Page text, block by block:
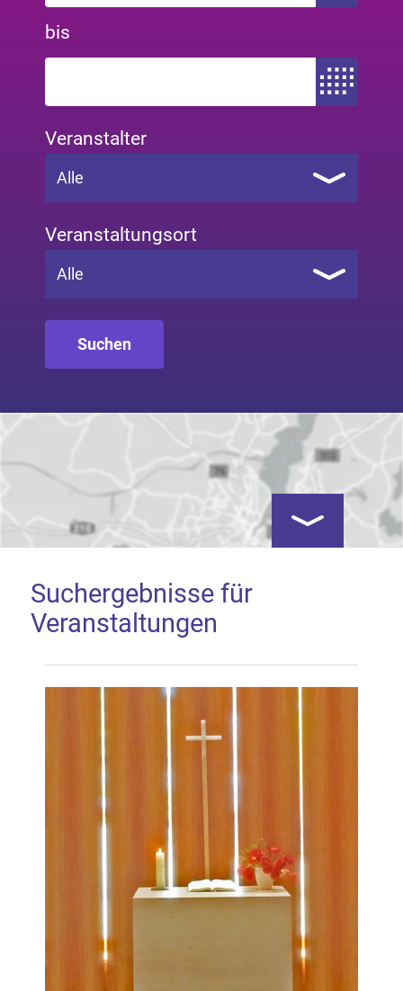
bis
Zeitraum bis
Veranstalter
Alle
Veranstaltungsort
Alle
Google Map laden
Mit dem Laden der Karte akzeptieren Sie, dass die
Anwendung Google Maps beim Aktivieren von
Inhalten Cookies auf Ihrem Gerät setzt, z.B. zwecks
Reichweitenmessung und profilbasierter Werbung.
zur Datenschutzerklärung
Hier können Sie Ihre Cookie-
Einstellungen anpassen
Kartenansicht
Suchergebnisse für
Veranstaltungen